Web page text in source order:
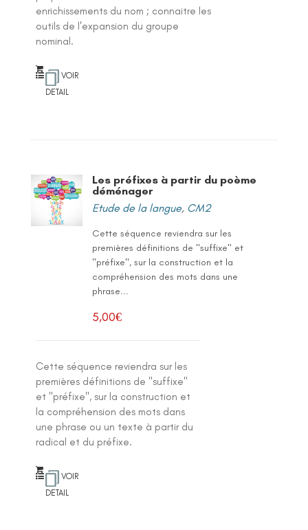
enrichissements du nom ; connaitre les
outils de l'expansion du groupe
nominal.
VOIR
DETAIL
Les préfixes à partir du poème
déménager
Etude de la langue, CM2
Cette séquence reviendra sur les
premières définitions de "suffixe" et
"préfixe", sur la construction et la
compréhension des mots dans une
phrase...
5,00€
Cette séquence reviendra sur les
premières définitions de "suffixe"
et "préfixe", sur la construction et
la compréhension des mots dans
une phrase ou un texte à partir du
radical et du préfixe.
VOIR
DETAIL